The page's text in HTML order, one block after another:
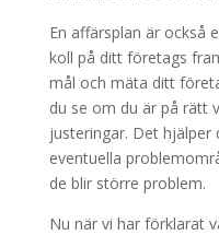
En affärsplan är också
koll på ditt företags
mål och mäta ditt
du se om du är på rätt
justeringar. Det hjälper
eventuella
de blir större problem.
Nu när vi har förklarat